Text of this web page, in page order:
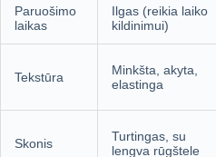
Paruošimo
laikas
Ilgas (reikia laiko
kildinimui)
Tekstūra
Minkšta, akyta,
elastinga
Skonis
Turtingas, su
lengva rūgštele